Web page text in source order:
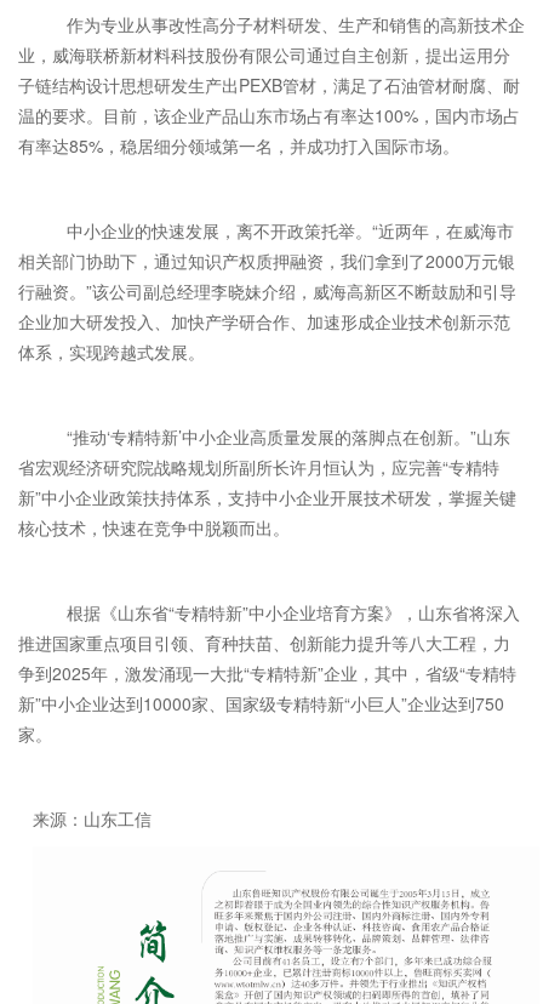
作为专业从事改性高分子材料研发、生产和销售的高新技术企
业，威海联桥新材料科技股份有限公司通过自主创新，提出运用分
子链结构设计思想研发生产出PEXB管材，满足了石油管材耐腐、耐
温的要求。目前，该企业产品山东市场占有率达100%，国内市场占
有率达85%，稳居细分领域第一名，并成功打入国际市场。
中小企业的快速发展，离不开政策托举。“近两年，在威海市
相关部门协助下，通过知识产权质押融资，我们拿到了2000万元银
行融资。”该公司副总经理李晓妹介绍，威海高新区不断鼓励和引导
企业加大研发投入、加快产学研合作、加速形成企业技术创新示范
体系，实现跨越式发展。
“推动‘专精特新’中小企业高质量发展的落脚点在创新。”山东
省宏观经济研究院战略规划所副所长许月恒认为，应完善“专精特
新”中小企业政策扶持体系，支持中小企业开展技术研发，掌握关键
核心技术，快速在竞争中脱颖而出。
根据《山东省“专精特新”中小企业培育方案》，山东省将深入
推进国家重点项目引领、育种扶苗、创新能力提升等八大工程，力
争到2025年，激发涌现一大批“专精特新”企业，其中，省级“专精特
新”中小企业达到10000家、国家级专精特新“小巨人”企业达到750
家。
来源：山东工信